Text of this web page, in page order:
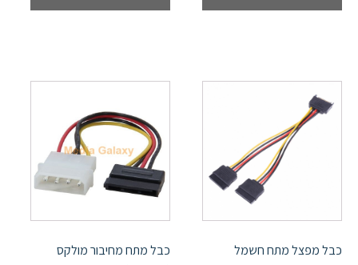
כבל מפצל מתח חשמל
כבל מתח מחיבור מולקס